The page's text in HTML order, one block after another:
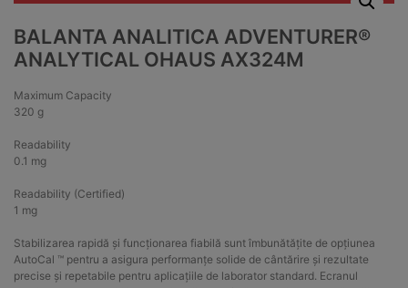
BALANTA ANALITICA ADVENTURER®
ANALYTICAL OHAUS AX324M
Maximum Capacity
320 g
Readability
0.1 mg
Readability (Certified)
1 mg
Stabilizarea rapidă și funcționarea fiabilă sunt îmbunătățite de opțiunea
AutoCal ™ pentru a asigura performanțe solide de cântărire și rezultate
precise și repetabile pentru aplicațiile de laborator standard. Ecranul